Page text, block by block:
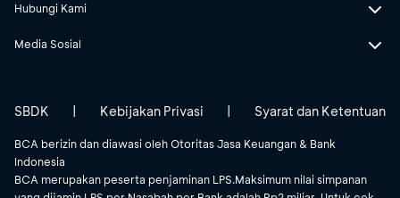
Hubungi Kami
Media Sosial
BCA berizin dan diawasi oleh Otoritas Jasa Keuangan & Bank
Indonesia
BCA merupakan peserta penjaminan LPS.Maksimum nilai simpanan
SBDK Kebijakan Privasi Syarat dan Ketentuan